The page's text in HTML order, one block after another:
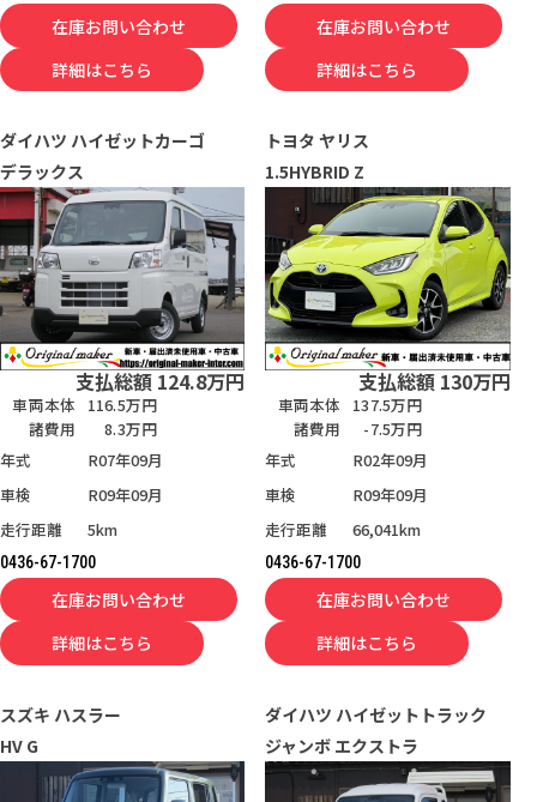
在庫お問い合わせ
詳細はこちら
在庫お問い合わせ
詳細はこちら
ダイハツ ハイゼットカーゴ
デラックス
支払総額 124.8万円
車両本体
116.5万円
諸費用
8.3万円
年式
R07年09月
車検
R09年09月
走行距離
5km
0436-67-1700
在庫お問い合わせ
詳細はこちら
トヨタ ヤリス
1.5HYBRID Z
支払総額 130万円
車両本体
137.5万円
諸費用
-7.5万円
年式
R02年09月
車検
R09年09月
走行距離
66,041km
0436-67-1700
在庫お問い合わせ
詳細はこちら
スズキ ハスラー
HV G
ダイハツ ハイゼットトラック
ジャンボ エクストラ